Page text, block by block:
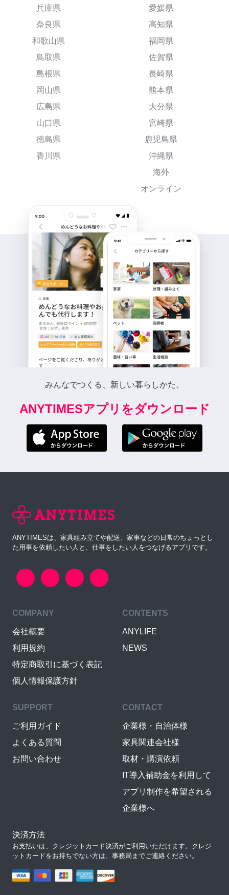
兵庫県
奈良県
和歌山県
鳥取県
島根県
岡山県
広島県
山口県
徳島県
香川県
愛媛県
高知県
福岡県
佐賀県
長崎県
熊本県
大分県
宮崎県
鹿児島県
沖縄県
海外
オンライン
みんなでつくる、新しい暮らしかた。
ANYTIMESアプリをダウンロード
ANYTIMESは、家具組み立てや配送、家事などの日常のちょっとし
た用事を依頼したい人と、仕事をしたい人をつなげるアプリです。
COMPANY
会社概要
利用規約
特定商取引に基づく表記
個人情報保護方針
CONTENTS
ANYLIFE
NEWS
SUPPORT
ご利用ガイド
よくある質問
お問い合わせ
CONTACT
企業様・自治体様
家具関連会社様
取材・講演依頼
IT導入補助金を利用して
アプリ制作を希望される
企業様へ
決済方法
お支払いは、クレジットカード決済がご利用いただけます。クレジ
ットカードをお持ちでない方は、事務局までご連絡ください。